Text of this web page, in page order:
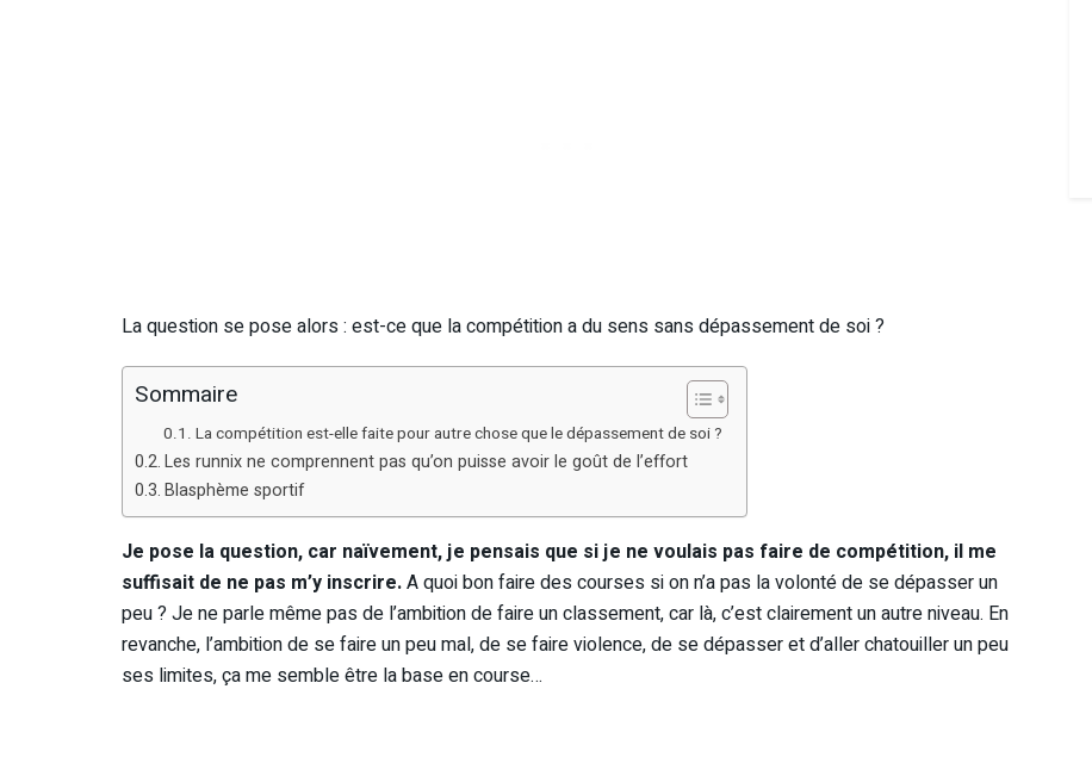
La question se pose alors : est-ce que la compétition a du sens sans dépassement de soi ?
Sommaire
La compétition est-elle faite pour autre chose que le dépassement de soi ?
Les runnix ne comprennent pas qu’on puisse avoir le goût de l’effort
Blasphème sportif
Je pose la question, car naïvement, je pensais que si je ne voulais pas faire de compétition, il me
suffisait de ne pas m’y inscrire.A quoi bon faire des courses si on n’a pas la volonté de se dépasser un
peu ? Je ne parle même pas de l’ambition de faire un classement, car là, c’est clairement un autre niveau. En
revanche, l’ambition de se faire un peu mal, de se faire violence, de se dépasser et d’aller chatouiller un peu
ses limites, ça me semble être la base en course…